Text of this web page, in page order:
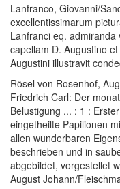
Lanfranco, Giovanni/
excellentissimarum
Lanfranci eq.
capellam D. Augustino
Augustini illustravit
Rösel von Rosenhof,
Friedrich Carl: Der
Belustigung ... : 1 :
eingetheilte Papilionen
allen wunderbaren
beschrieben und in
abgebildet, vorgestellet
August Johann/